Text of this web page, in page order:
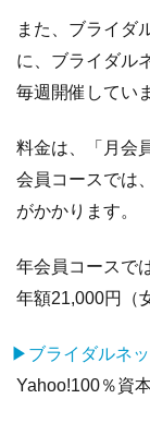
また、ブライダ
に、ブライダル
毎週開催してい
料金は、「月会
会員コースでは
がかかります。
年会員コースで
年額21,000円（
▶ブライダルネッ
Yahoo!100％資